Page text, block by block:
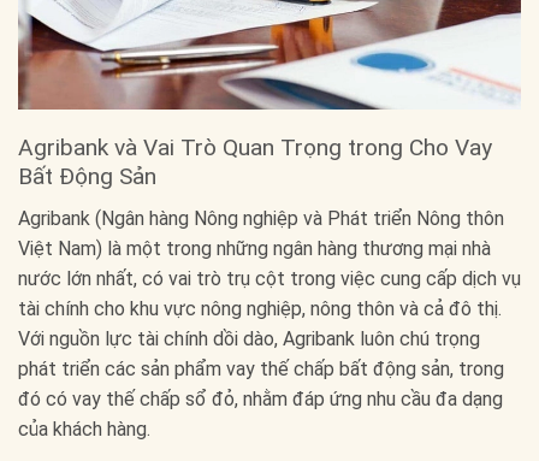
Agribank và Vai Trò Quan Trọng trong Cho Vay
Bất Động Sản
Agribank (Ngân hàng Nông nghiệp và Phát triển Nông thôn
Việt Nam) là một trong những ngân hàng thương mại nhà
nước lớn nhất, có vai trò trụ cột trong việc cung cấp dịch vụ
tài chính cho khu vực nông nghiệp, nông thôn và cả đô thị.
Với nguồn lực tài chính dồi dào, Agribank luôn chú trọng
phát triển các sản phẩm vay thế chấp bất động sản, trong
đó có vay thế chấp sổ đỏ, nhằm đáp ứng nhu cầu đa dạng
của khách hàng.